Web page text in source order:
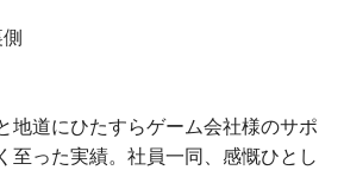
地道にひたすらゲーム会社様のサポ
至った実績。社員一同、感慨ひとし